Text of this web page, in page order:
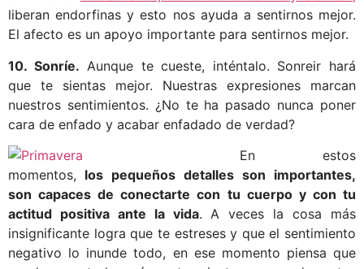
liberan endorfinas y esto nos ayuda a sentirnos mejor.
El afecto es un apoyo importante para sentirnos mejor.
10. Sonríe. Aunque te cueste, inténtalo. Sonreir hará
que te sientas mejor. Nuestras expresiones marcan
nuestros sentimientos. ¿No te ha pasado nunca poner
cara de enfado y acabar enfadado de verdad?
En estos
momentos, los pequeños detalles son importantes,
son capaces de conectarte con tu cuerpo y con tu
actitud positiva ante la vida. A veces la cosa más
insignificante logra que te estreses y que el sentimiento
negativo lo inunde todo, en ese momento piensa que